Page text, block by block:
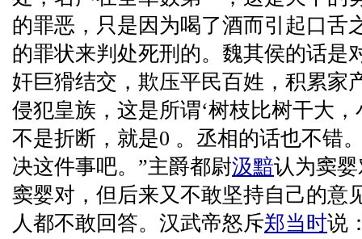
的罪恶，只是因为喝了酒而引起口舌
的罪状来判处死刑的。魏其侯的话是
奸巨猾结交，欺压平民百姓，积累家
侵犯皇族，这是所谓‘树枝比树干大
不是折断，就是0 。丞相的话也不错
决这件事吧。”主爵都尉汲黯认为窦
窦婴对，但后来又不敢坚持自己的意
人都不敢回答。汉武帝怒斥郑当时说